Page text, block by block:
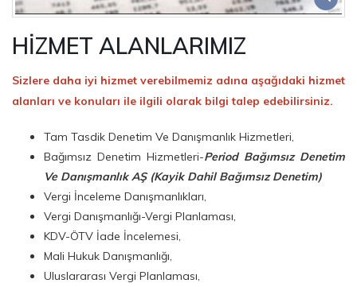
HİZMET ALANLARIMIZ
Sizlere daha iyi hizmet verebilmemiz adına aşağıdaki hizmet
alanları ve konuları ile ilgili olarak bilgi talep edebilirsiniz.
Tam Tasdik Denetim Ve Danışmanlık Hizmetleri,
Bağımsız Denetim Hizmetleri-Period Bağımsız Denetim
Ve Danışmanlık AŞ (Kayik Dahil Bağımsız Denetim)
Vergi İnceleme Danışmanlıkları,
Vergi Danışmanlığı-Vergi Planlaması,
KDV-ÖTV İade İncelemesi,
Mali Hukuk Danışmanlığı,
Uluslararası Vergi Planlaması,